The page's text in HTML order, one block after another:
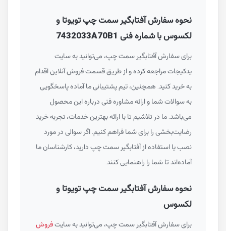
نحوه سفارش آفتابگیر سمت چپ تویوتا و
لکسوس با شماره فنی 7432033A70B1
برای سفارش آفتابگیر سمت چپ، می‌توانید به سایت
یدکیجات مراجعه کرده و از طریق قسمت فروش آنلاین اقدام
به خرید کنید. همچنین، تیم پشتیبانی ما آماده پاسخگویی
به سوالات شما و ارائه مشاوره فنی درباره این محصول
می‌باشد. ما در تلاشیم تا با ارائه بهترین خدمات، تجربه خرید
رضایت‌بخشی را برای شما فراهم کنیم. اگر سوالی در مورد
نصب یا استفاده از آفتابگیر سمت چپ دارید، کارشناسان ما
آماده‌اند تا شما را راهنمایی کنند.
نحوه سفارش آفتابگیر سمت چپ تویوتا و
لکسوس
برای سفارش آفتابگیر سمت چپ، می‌توانید به سایتفروش